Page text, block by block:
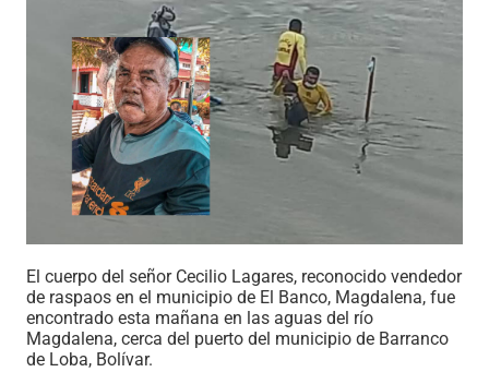
El cuerpo del señor Cecilio Lagares, reconocido vendedor
de raspaos en el municipio de El Banco, Magdalena, fue
encontrado esta mañana en las aguas del río
Magdalena, cerca del puerto del municipio de Barranco
de Loba, Bolívar.